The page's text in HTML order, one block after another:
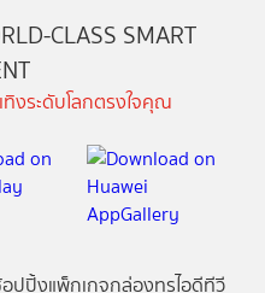
CLASS SMART
งระดับโลกตรงใจคุณ
ปปิ้งแพ็กเกจกล่องทรูไอดีทีวี